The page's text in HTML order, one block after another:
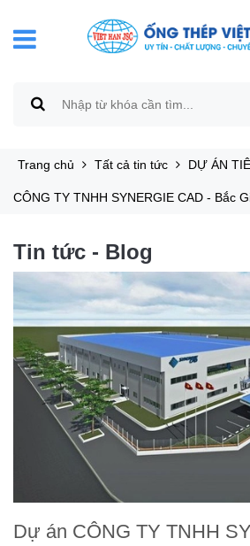
Trang chủ Tất cả tin tức DỰ ÁN
CÔNG TY TNHH SYNERGIE CAD - Bắc
Tin tức - Blog
Dự án CÔNG TY TNHH